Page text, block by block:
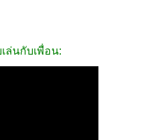
ล่นกับเพื่อน: